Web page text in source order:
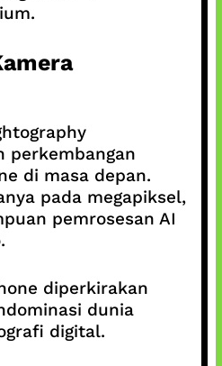
perkembangan
di masa depan.
pada megapiksel,
pemrosesan AI
diperkirakan
dunia
digital.